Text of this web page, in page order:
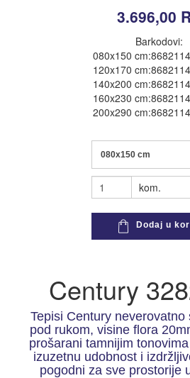
3.696,00
Barkodovi:
080x150
120x170
140x200
160x230
200x290
080x150 cm
kom.
Dodaj u
Century
Tepisi Century neverovatno
pod rukom, visine flora
prošarani tamnijim
izuzetnu udobnost i
pogodni za sve prostorije